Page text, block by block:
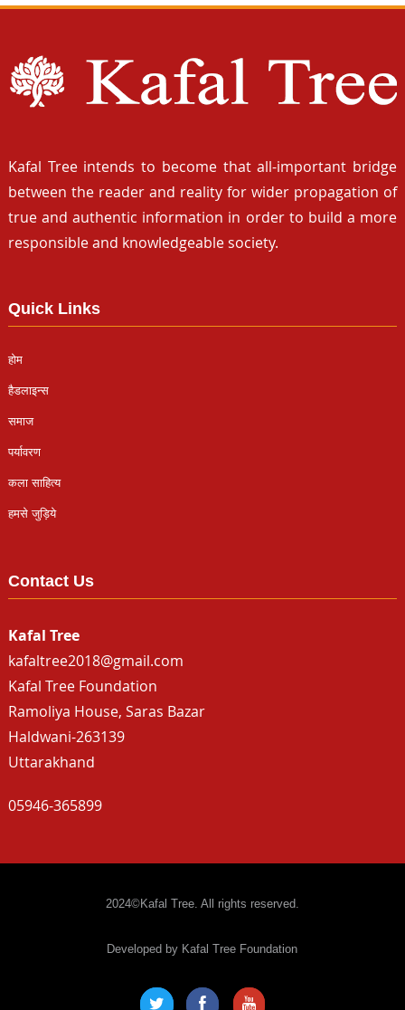
Kafal Tree intends to become that all-important bridge
between the reader and reality for wider propagation of
true and authentic information in order to build a more
responsible and knowledgeable society.
Quick Links
होम
हैडलाइन्स
समाज
पर्यावरण
कला साहित्य
हमसे जुड़िये
Contact Us
Kafal Tree
kafaltree2018@gmail.com
Kafal Tree Foundation
Ramoliya House, Saras Bazar
Haldwani-263139
Uttarakhand
05946-365899
2024©Kafal Tree. All rights reserved.
Developed by Kafal Tree Foundation